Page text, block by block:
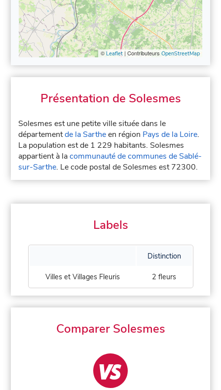
© Leaflet| Contributeurs OpenStreetMap
Présentation de Solesmes
Solesmes est une petite ville située dans le
départementde la Sartheen région Pays de la Loire.
La population est de 1 229 habitants. Solesmes
appartient à lacommunauté de communes de Sablé-
sur-Sarthe. Le code postal de Solesmes est 72300.
Labels
Distinction
Villes et Villages Fleuris 2 fleurs
Comparer Solesmes